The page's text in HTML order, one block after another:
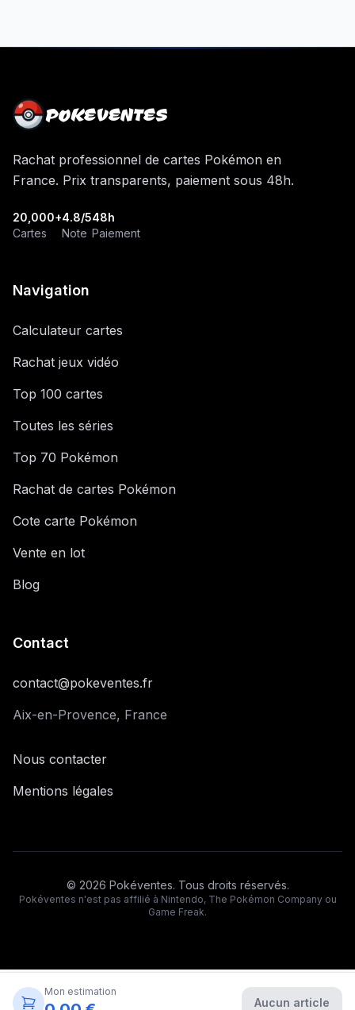
POKEVENTES
Rachat professionnel de cartes Pokémon en
France. Prix transparents, paiement sous 48h.
20,000+
Cartes
4.8/5
Note
48h
Paiement
Navigation
Calculateur cartes
Rachat jeux vidéo
Top 100 cartes
Toutes les séries
Top 70 Pokémon
Rachat de cartes Pokémon
Cote carte Pokémon
Vente en lot
Blog
Contact
contact@pokeventes.fr
Aix-en-Provence, France
Nous contacter
Mentions légales
© 2026 Pokéventes. Tous droits réservés.
Pokéventes n'est pas affilié à Nintendo, The Pokémon Company ou
Game Freak.
Mon estimation
Aucun article